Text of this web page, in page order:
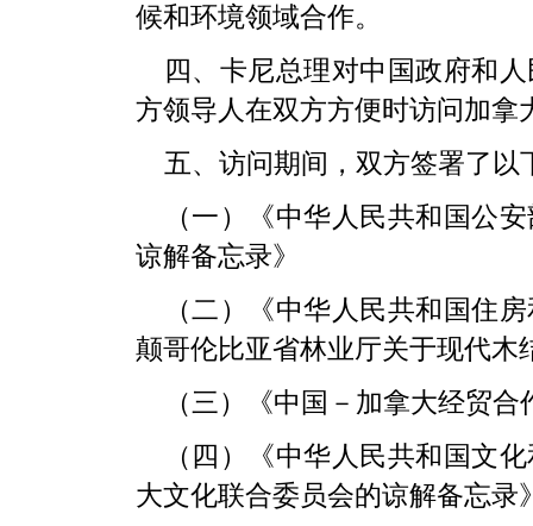
候和环境领域合作。
四、卡尼总理对中国政府和
方领导人在双方方便时访问加拿
五、访问期间，双方签署了以
（一）《中华人民共和国公
谅解备忘录》
（二）《中华人民共和国住
颠哥伦比亚省林业厅关于现代木
（三）《中国－加拿大经贸合
（四）《中华人民共和国文
大文化联合委员会的谅解备忘录